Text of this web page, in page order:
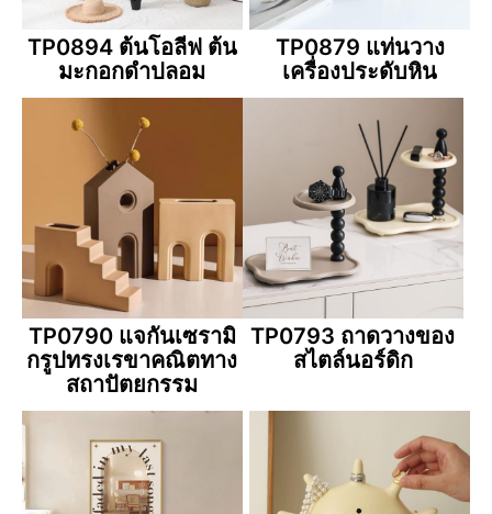
TP0894 ต้นโอลีฟ ต้น
มะกอกดำปลอม
TP0879 แท่นวาง
เครื่องประดับหิน
TP0790 แจกันเซรามิ
กรูปทรงเรขาคณิตทาง
สถาปัตยกรรม
TP0793 ถาดวางของ
สไตล์นอร์ดิก